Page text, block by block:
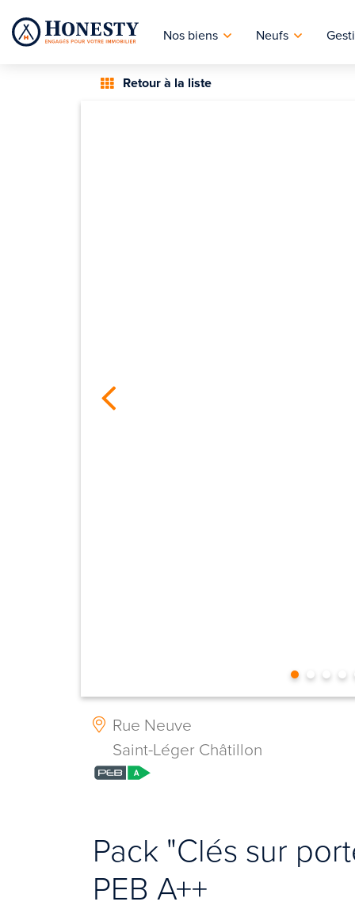
Nos biens Neufs
Retour à la liste
Rue Neuve
Saint-Léger Châtillon
Pack "Clés sur
PEB A++